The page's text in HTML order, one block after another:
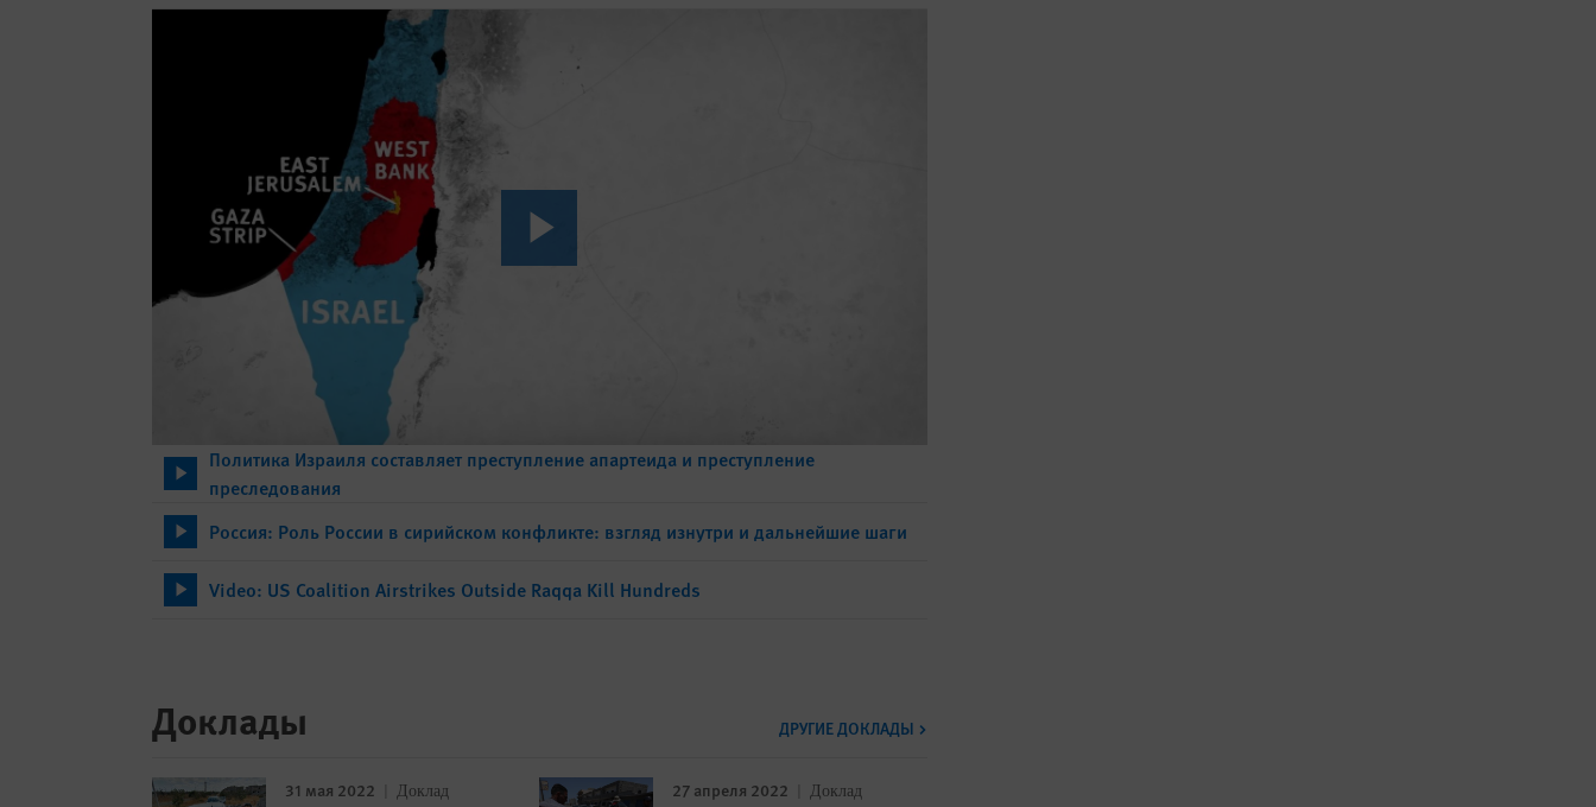
Политика Израиля составляет преступление апартеида и преступление
преследования
Россия: Роль России в сирийском конфликте: взгляд изнутри и дальнейшие шаги
Video: US Coalition Airstrikes Outside Raqqa Kill Hundreds
Доклады ДРУГИЕ ДОКЛАДЫ
31 мая 2022 Доклад 27 апреля 2022 Доклад